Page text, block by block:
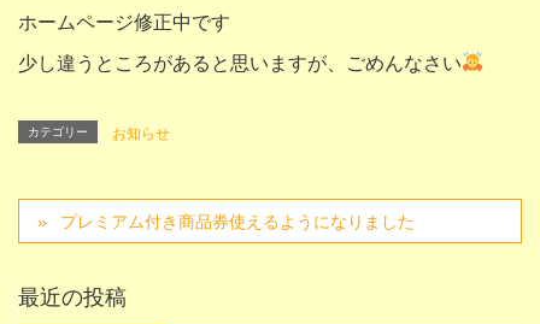
ホームページ修正中です
少し違うところがあると思いますが、ごめんなさい
カテゴリー お知らせ
プレミアム付き商品券使えるようになりました
最近の投稿